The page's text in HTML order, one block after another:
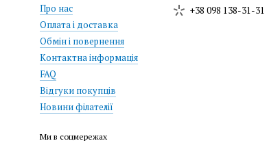
Про нас
Оплата і доставка
Обмін і повернення
Контактна інформація
FAQ
Відгуки покупців
Новини філателії
Ми в соцмережах
+38 098 138-31-31